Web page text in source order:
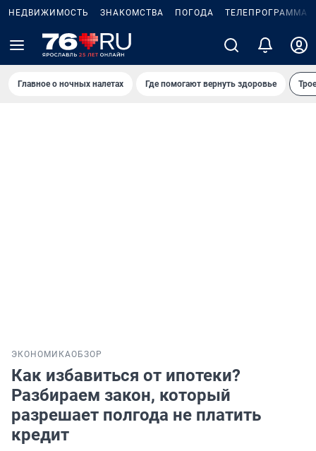
НЕДВИЖИМОСТЬ ЗНАКОМСТВА ПОГОДА ТЕЛЕПРОГРАММА
Главное о ночных налетах Где помогают вернуть здоровье
ЭКОНОМИКАОБЗОР
Как избавиться от ипотеки?
Разбираем закон, который
разрешает полгода не платить
кредит